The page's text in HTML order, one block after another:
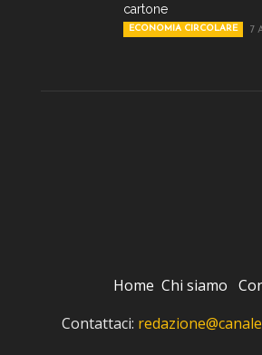
cartone
ECONOMIA CIRCOLARE 7
Home Chi siamo
Contattaci: